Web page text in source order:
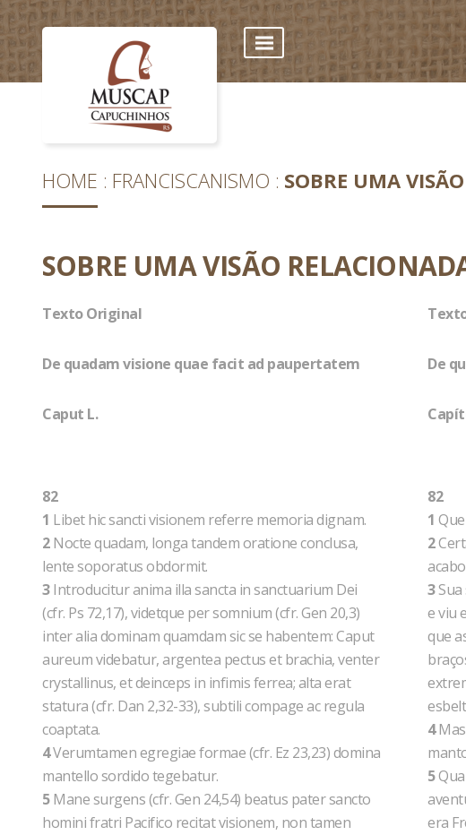
HOME FRANCISCANISMO SOBRE UMA
SOBRE UMA VISÃO
Texto Original
De quadam visione quae facit ad paupertatem
Caput L.
82
1 Libet hic sancti visionem referre memoria dignam.
2Nocte quadam, longa tandem oratione conclusa,
lente soporatus obdormit.
3Introducitur anima illa sancta in sanctuarium Dei
(cfr. Ps 72,17), videtque per somnium (cfr. Gen 20,3)
inter alia dominam quamdam sic se habentem: Caput
aureum videbatur, argentea pectus et brachia, venter
crystallinus, et deinceps in infimis ferrea; alta erat
statura (cfr. Dan 2,32-33), subtili compage ac regula
coaptata.
4Verumtamen egregiae formae (cfr. Ez 23,23) domina
mantello sordido tegebatur.
5Mane surgens (cfr. Gen 24,54) beatus pater sancto
homini fratri Pacifico recitat visionem, non tamen
De
82
1
2
3Sua
e viu
que
4Mas
5
era